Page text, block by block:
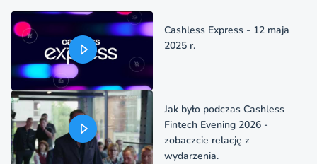
Cashless Express - 12 maja
2025 r.
Jak było podczas Cashless
Fintech Evening 2026 -
zobaczcie relację z
wydarzenia.